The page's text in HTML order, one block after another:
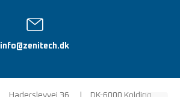
info@zenitech.dk
Haderslevvej 36 DK-6000 Kolding